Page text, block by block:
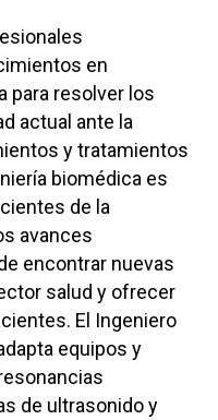
en
para resolver los
actual ante la
y tratamientos
biomédica es
de la
avances
encontrar nuevas
salud y ofrecer
El Ingeniero
equipos y
de ultrasonido y